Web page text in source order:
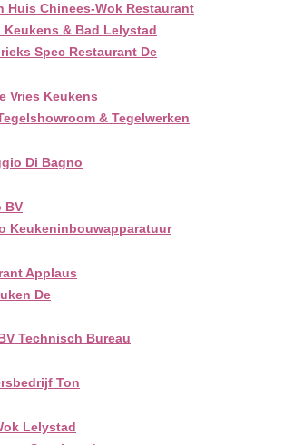
Huis Chinees-Wok Restaurant
Keukens & Bad Lelystad
Spec Restaurant De
Vries Keukens
& Tegelwerken
Di Bagno
BV
Keukeninbouwapparatuur
Applaus
De
Technisch Bureau
Ton
Lelystad